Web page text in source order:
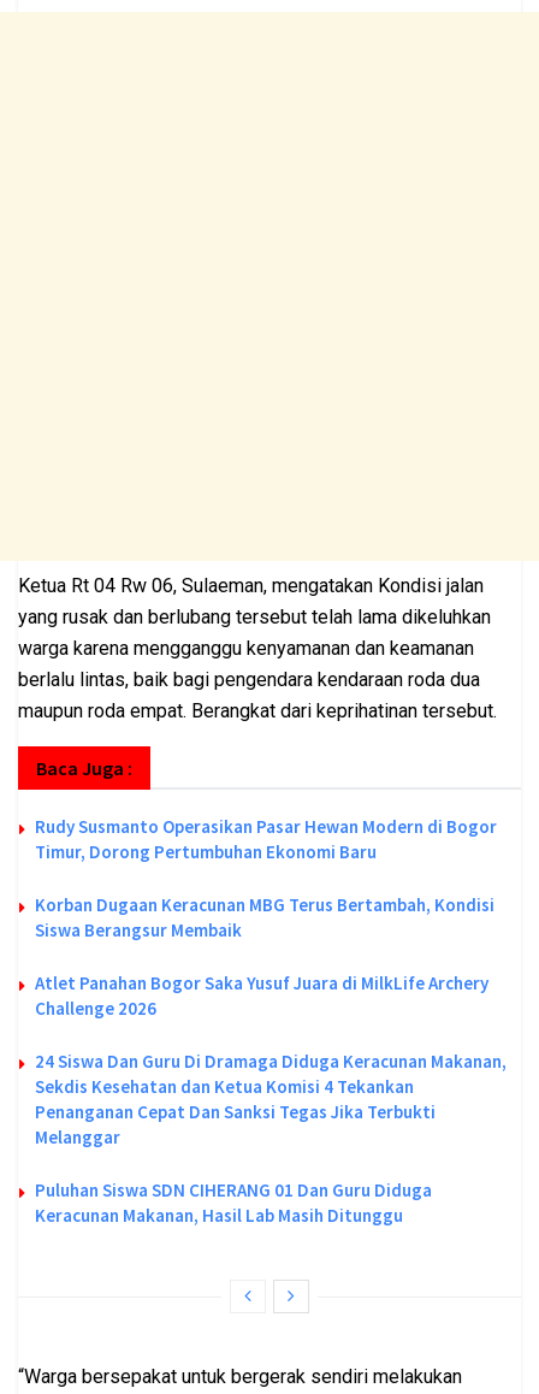
Ketua Rt 04 Rw 06, Sulaeman, mengatakan Kondisi jalan
yang rusak dan berlubang tersebut telah lama dikeluhkan
warga karena mengganggu kenyamanan dan keamanan
berlalu lintas, baik bagi pengendara kendaraan roda dua
maupun roda empat. Berangkat dari keprihatinan tersebut.
Baca Juga :
Rudy Susmanto Operasikan Pasar Hewan Modern di Bogor
Timur, Dorong Pertumbuhan Ekonomi Baru
Korban Dugaan Keracunan MBG Terus Bertambah, Kondisi
Siswa Berangsur Membaik
Atlet Panahan Bogor Saka Yusuf Juara di MilkLife Archery
Challenge 2026
24 Siswa Dan Guru Di Dramaga Diduga Keracunan Makanan,
Sekdis Kesehatan dan Ketua Komisi 4 Tekankan
Penanganan Cepat Dan Sanksi Tegas Jika Terbukti
Melanggar
Puluhan Siswa SDN CIHERANG 01 Dan Guru Diduga
Keracunan Makanan, Hasil Lab Masih Ditunggu
“Warga bersepakat untuk bergerak sendiri melakukan